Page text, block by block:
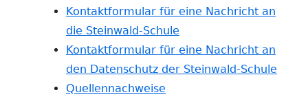
Kontaktformular für eine Nachricht an
die Steinwald-Schule
Kontaktformular für eine Nachricht an
den Datenschutz der Steinwald-Schule
Quellennachweise